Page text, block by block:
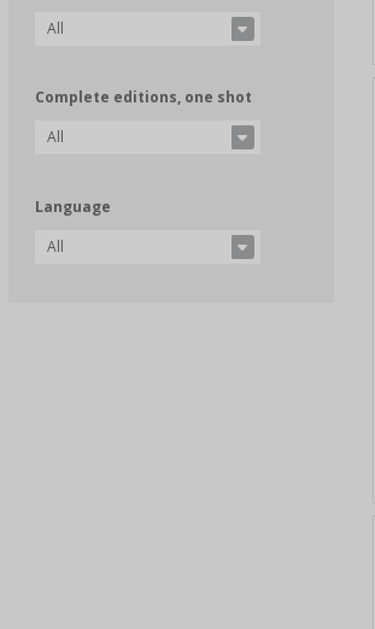
All
Complete editions, one shot
All
Language
All